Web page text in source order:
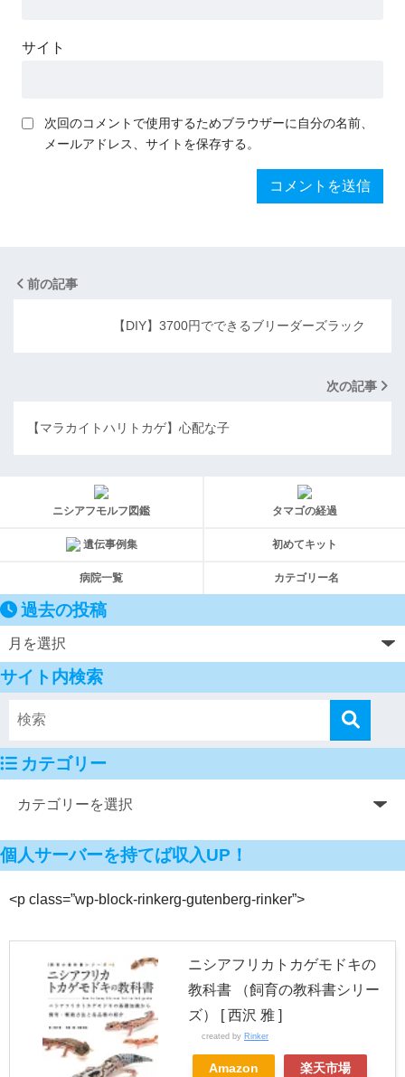
サイト
次回のコメントで使用するためブラウザーに自分の名前、
メールアドレス、サイトを保存する。
前の記事
【DIY】3700円でできるブリーダーズラック
次の記事
【マラカイトハリトカゲ】心配な子
ニシアフモルフ図鑑 タマゴの経過
遺伝事例集 初めてキット
病院一覧 カテゴリー名
過去の投稿
サイト内検索
カテゴリー
個人サーバーを持てば収入UP！
<p class=”wp-block-rinkerg-gutenberg-rinker”>
ニシアフリカトカゲモドキの
教科書 （飼育の教科書シリー
ズ） [ 西沢 雅 ]
created by Rinker
Amazon 楽天市場